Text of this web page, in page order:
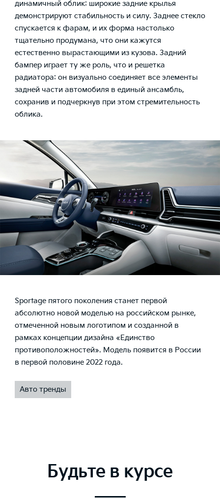
динамичный облик: широкие задние крылья
демонстрируют стабильность и силу. Заднее стекло
спускается к фарам, и их форма настолько
тщательно продумана, что они кажутся
естественно вырастающими из кузова. Задний
бампер играет ту же роль, что и решетка
радиатора: он визуально соединяет все элементы
задней части автомобиля в единый ансамбль,
сохранив и подчеркнув при этом стремительность
облика.
Sportage пятого поколения станет первой
абсолютно новой моделью на российском рынке,
отмеченной новым логотипом и созданной в
рамках концепции дизайна «Единство
противоположностей». Модель появится в России
в первой половине 2022 года.
Авто тренды
Будьте в курсе